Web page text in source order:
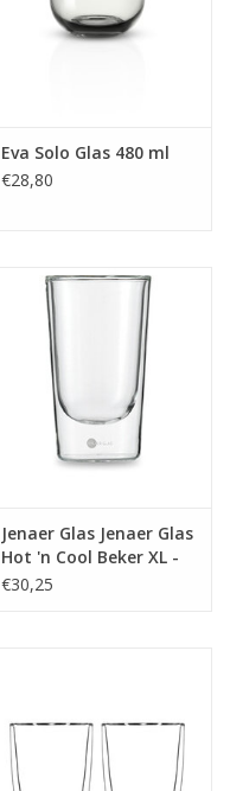
Eva Solo Glas 480 ml
€28,80
Jenaer Glas Jenaer Glas
Hot 'n Cool Beker XL -
0.35Ltr - Set 2 stuks
€30,25